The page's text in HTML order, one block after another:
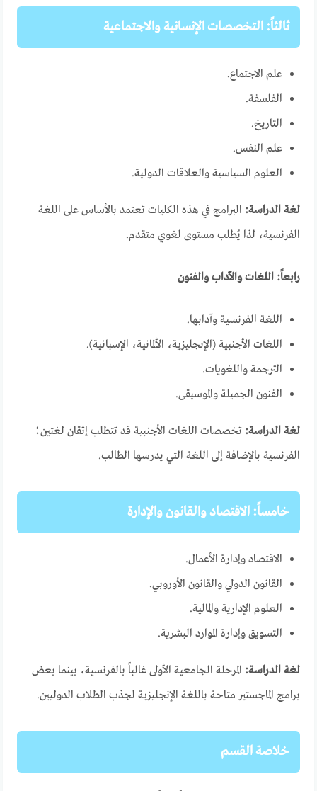
ثالثاً: التخصصات الإنسانية والاجتماعية
علم الاجتماع.
الفلسفة.
التاريخ.
علم النفس.
العلوم السياسية والعلاقات الدولية.
لغة الدراسة: البرامج في هذه الكليات تعتمد بالأساس على اللغة
الفرنسية، لذا يُطلب مستوى لغوي متقدم.
رابعاً: اللغات والآداب والفنون
اللغة الفرنسية وآدابها.
اللغات الأجنبية (الإنجليزية، الألمانية، الإسبانية).
الترجمة واللغويات.
الفنون الجميلة والموسيقى.
لغة الدراسة: تخصصات اللغات الأجنبية قد تتطلب إتقان لغتين؛
الفرنسية بالإضافة إلى اللغة التي يدرسها الطالب.
خامساً: الاقتصاد والقانون والإدارة
الاقتصاد وإدارة الأعمال.
القانون الدولي والقانون الأوروبي.
العلوم الإدارية والمالية.
التسويق وإدارة الموارد البشرية.
لغة الدراسة: المرحلة الجامعية الأولى غالباً بالفرنسية، بينما بعض
برامج الماجستير متاحة باللغة الإنجليزية لجذب الطلاب الدوليين.
خلاصة القسم